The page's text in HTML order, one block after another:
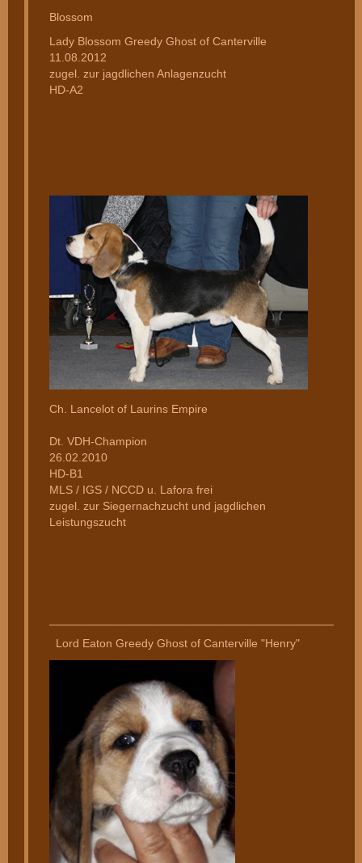
Blossom
Lady Blossom Greedy Ghost of Canterville
11.08.2012
zugel. zur jagdlichen Anlagenzucht
HD-A2
Ch. Lancelot of Laurins Empire
Dt. VDH-Champion
26.02.2010
HD-B1
MLS / IGS / NCCD u. Lafora frei
zugel. zur Siegernachzucht und jagdlichen
Leistungszucht
Lord Eaton Greedy Ghost of Canterville "Henry"